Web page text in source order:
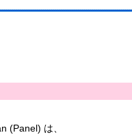
(Panel) は、